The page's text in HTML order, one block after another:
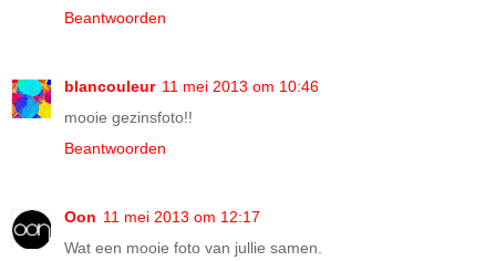
Beantwoorden
blancouleur 11 mei 2013 om 10:46
mooie gezinsfoto!!
Beantwoorden
Oon 11 mei 2013 om 12:17
Wat een mooie foto van jullie samen.